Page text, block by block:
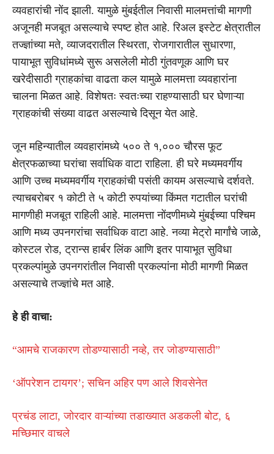
व्यवहारांची नोंद झाली. यामुळे मुंबईतील निवासी मालमत्तांची मागणी
अजूनही मजबूत असल्याचे स्पष्ट होत आहे. रिअल इस्टेट क्षेत्रातील
तज्ज्ञांच्या मते, व्याजदरातील स्थिरता, रोजगारातील सुधारणा,
पायाभूत सुविधांमध्ये सुरू असलेली मोठी गुंतवणूक आणि घर
खरेदीसाठी ग्राहकांचा वाढता कल यामुळे मालमत्ता व्यवहारांना
चालना मिळत आहे. विशेषतः स्वतःच्या राहण्यासाठी घर घेणाऱ्या
ग्राहकांची संख्या वाढत असल्याचे दिसून येत आहे.
जून महिन्यातील व्यवहारांमध्ये ५०० ते १,००० चौरस फूट
क्षेत्रफळाच्या घरांचा सर्वाधिक वाटा राहिला. ही घरे मध्यमवर्गीय
आणि उच्च मध्यमवर्गीय ग्राहकांची पसंती कायम असल्याचे दर्शवते.
त्याचबरोबर १ कोटी ते ५ कोटी रुपयांच्या किंमत गटातील घरांची
मागणीही मजबूत राहिली आहे. मालमत्ता नोंदणीमध्ये मुंबईच्या पश्चिम
आणि मध्य उपनगरांचा सर्वाधिक वाटा आहे. नव्या मेट्रो मार्गांचे जाळे,
कोस्टल रोड, ट्रान्स हार्बर लिंक आणि इतर पायाभूत सुविधा
प्रकल्पांमुळे उपनगरांतील निवासी प्रकल्पांना मोठी मागणी मिळत
असल्याचे तज्ज्ञांचे मत आहे.
हे ही वाचा:
“आमचे राजकारण तोडण्यासाठी नव्हे, तर जोडण्यासाठी”
‘ऑपरेशन टायगर’; सचिन अहिर पण आले शिवसेनेत
प्रचंड लाटा, जोरदार वाऱ्यांच्या तडाख्यात अडकली बोट, ६
मच्छिमार वाचले